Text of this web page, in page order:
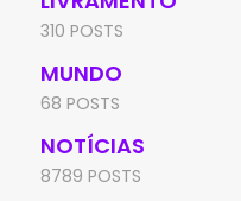
310 POSTS
MUNDO
68 POSTS
NOTÍCIAS
8789 POSTS